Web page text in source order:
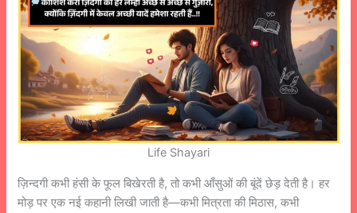
Life Shayari
ज़िन्दगी कभी हंसी के फूल बिखेरती है, तो कभी आँसुओं की बूंदें छेड़ देती है। हर
मोड़ पर एक नई कहानी लिखी जाती है—कभी मित्रता की मिठास, कभी